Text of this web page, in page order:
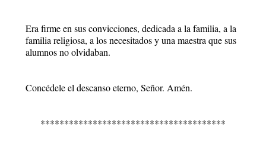
Era firme en sus convicciones, dedicada a la familia, a la
familia religiosa, a los necesitados y una maestra que sus
alumnos no olvidaban.
Concédele el descanso eterno, Señor. Amén.
***************************************